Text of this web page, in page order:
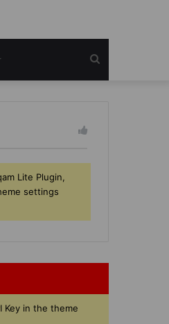
Lite Plugin,
settings
Key in the theme